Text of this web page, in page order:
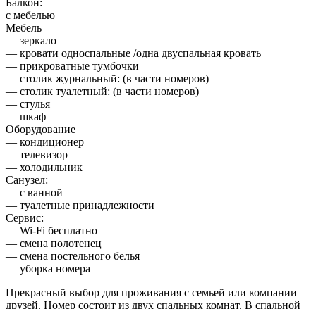
с мебелью
Мебель
— зеркало
— кровати односпальные /одна двуспальная кровать
— прикроватные тумбочки
— столик журнальный: (в части номеров)
— столик туалетный: (в части номеров)
— стулья
— шкаф
Оборудование
— кондиционер
— телевизор
— холодильник
Санузел:
— с ванной
— туалетные принадлежности
Сервис:
— Wi-Fi бесплатно
— смена полотенец
— смена постельного белья
— уборка номера
Прекрасный выбор для проживания с семьей или компании
друзей. Номер состоит из двух спальных комнат. В спальной